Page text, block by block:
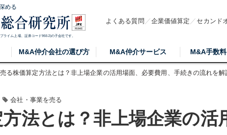
める
ライム上場、証券コード9552)の子会社です。
よくある質問 企業価値算定 セカンド
M&A仲介会社の選び方 M&A仲介サービス M&A手数
る株価算定方法とは？非上場企業の活用場面、必要費用、手続きの流れを解
会社・事業を売る
法とは？非上場企業の活